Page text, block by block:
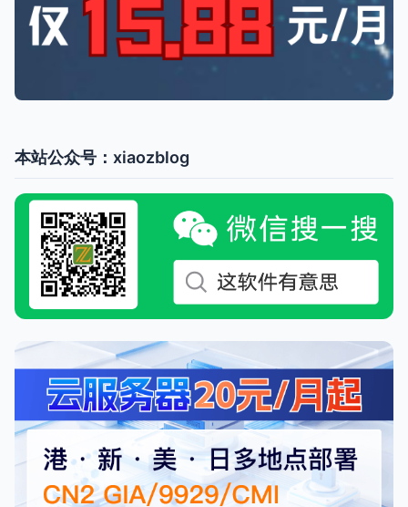
本站公众号：xiaozblog